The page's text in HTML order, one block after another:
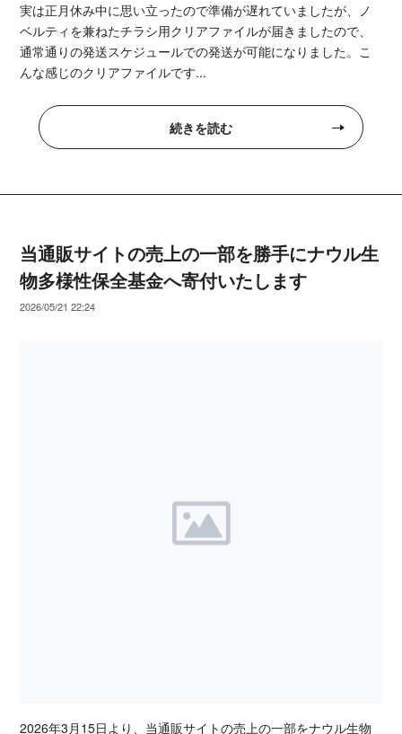
実は正月休み中に思い立ったので準備が遅れていましたが、ノ
ベルティを兼ねたチラシ用クリアファイルが届きましたので、
通常通りの発送スケジュールでの発送が可能になりました。こ
んな感じのクリアファイルです...
続きを読む
当通販サイトの売上の一部を勝手にナウル生
物多様性保全基金へ寄付いたします
2026/05/21 22:24
2026年3月15日より、当通販サイトの売上の一部をナウル生物